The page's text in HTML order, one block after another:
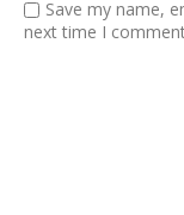
Save my name,
next time I